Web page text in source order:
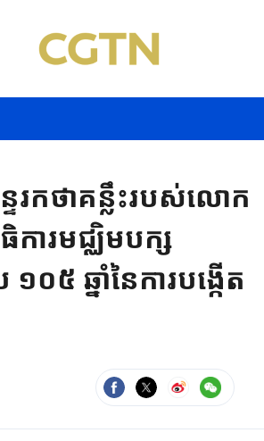
រកថាគន្លឹះរបស់លោក
ការមជ្ឈិមបក្ស
៥ ឆ្នាំនៃការបង្កើត